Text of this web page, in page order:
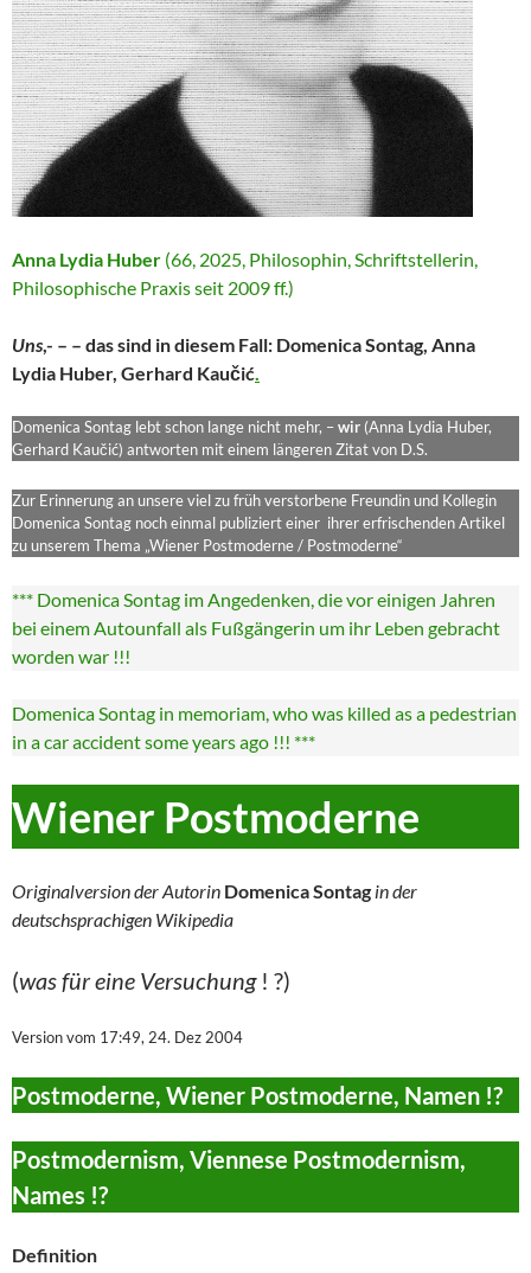
Anna Lydia Huber (66, 2025, Philosophin, Schriftstellerin,
Philosophische Praxis seit 2009 ff.)
Uns,- – – das sind in diesem Fall: Domenica Sontag, Anna
Lydia Huber, Gerhard Kaučić.
Domenica Sontag lebt schon lange nicht mehr, –wir (Anna Lydia Huber,
Gerhard Kaučić) antworten mit einem längeren Zitat von D.S.
Zur Erinnerung an unsere viel zu früh verstorbene Freundin und Kollegin
Domenica Sontag noch einmal publiziert einer ihrer erfrischenden Artikel
zu unserem Thema „Wiener Postmoderne / Postmoderne“
*** Domenica Sontag im Angedenken, die vor einigen Jahren
bei einem Autounfall als Fußgängerin um ihr Leben gebracht
worden war !!!
Domenica Sontag in memoriam, who was killed as a pedestrian
in a car accident some years ago !!! ***
Wiener Postmoderne
Originalversion der Autorin Domenica Sontag in der
deutschsprachigen Wikipedia
(was für eine Versuchung! ?)
Version vom 17:49, 24. Dez 2004
Postmoderne, Wiener Postmoderne, Namen !?
Postmodernism, Viennese Postmodernism,
Names !?
Definition